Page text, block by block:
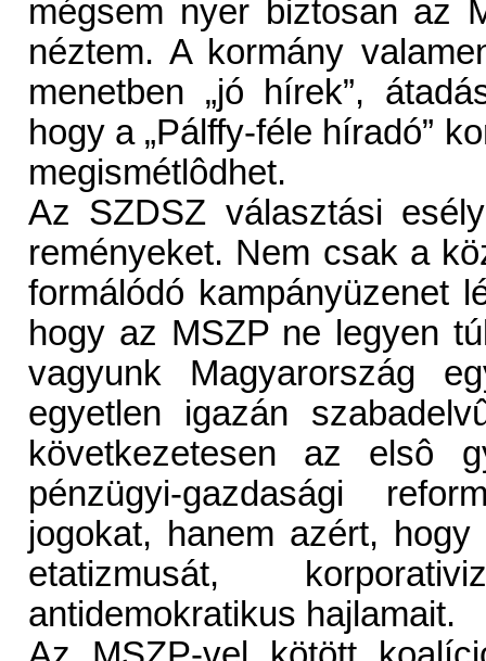
mégsem nyer biztosan az
néztem. A kormány
menetben „jó hírek”,
hogy a „Pálffy-féle híradó”
megismétlôdhet.
Az SZDSZ választási
reményeket. Nem csak a
formálódó kampányüzenet
hogy az MSZP ne legyen
vagyunk Magyarország
egyetlen igazán
következetesen az elsô
pénzügyi-gazdasági
jogokat, hanem azért,
etatizmusát,
antidemokratikus hajlamait.